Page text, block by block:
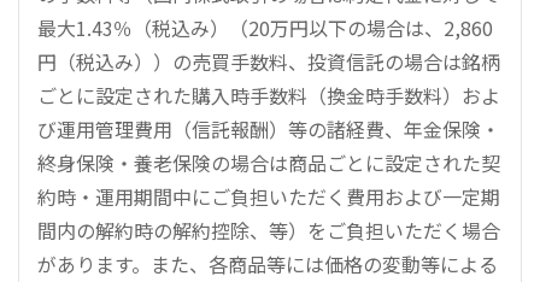
最大1.43％（税込み）（20万円以下の場合は、2,860
円（税込み））の売買手数料、投資信託の場合は銘柄
ごとに設定された購入時手数料（換金時手数料）およ
び運用管理費用（信託報酬）等の諸経費、年金保険・
終身保険・養老保険の場合は商品ごとに設定された契
約時・運用期間中にご負担いただく費用および一定期
間内の解約時の解約控除、等）をご負担いただく場合
があります。また、各商品等には価格の変動等による